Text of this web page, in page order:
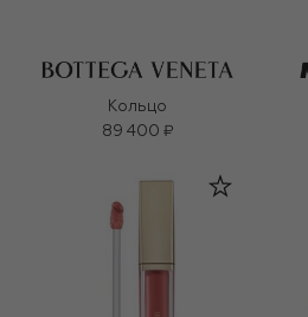
Кольцо
89 400 ₽